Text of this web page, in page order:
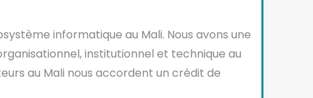
informatique au Mali. Nous avons une
institutionnel et technique au
au Mali nous accordent un crédit de